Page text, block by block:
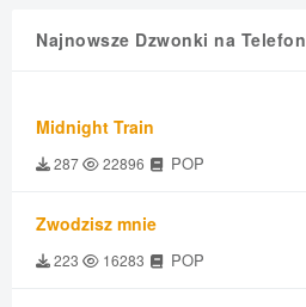
Najnowsze Dzwonki na Telefon
Midnight Train
287 22896 POP
Zwodzisz mnie
223 16283 POP